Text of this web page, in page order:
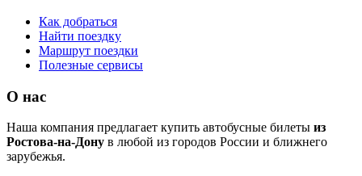
Как добраться
Найти поездку
Маршрут поездки
Полезные сервисы
О нас
Наша компания предлагает купить автобусные билеты из
Ростова-на-Дону в любой из городов России и ближнего
зарубежья.